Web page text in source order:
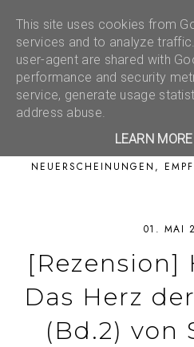
NEUERSCHEINUNGEN,
01. MAI
[Rezension]
Das Herz
(Bd.2) von
This site uses cookies from
services and to analyze
user-agent are shared with
performance and security
service, generate usage
address abuse.
LEARN MORE